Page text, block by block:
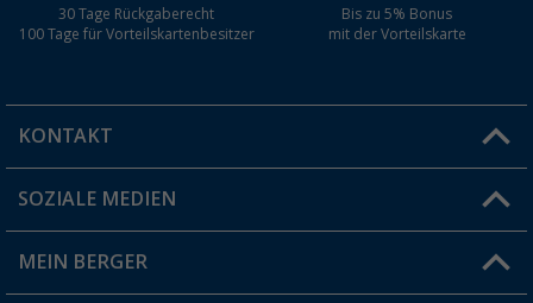
30 Tage Rückgaberecht
100 Tage für Vorteilskartenbesitzer
Bis zu 5% Bonus
mit der Vorteilskarte
KONTAKT
Du hast eine Frage?
Filiale finden
SOZIALE MEDIEN
MEIN BERGER